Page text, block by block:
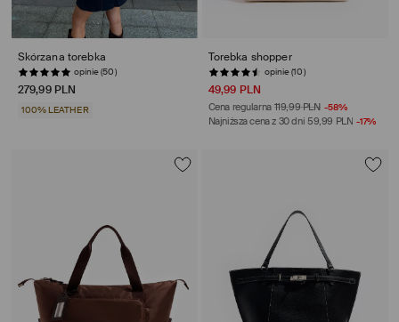
Skórzana torebka
opinie (50)
279,99 PLN
100% LEATHER
Torebka shopper
opinie (10)
49,99 PLN
Cena regularna 119,99 PLN -58%
Najniższa cena z 30 dni 59,99 PLN -17%